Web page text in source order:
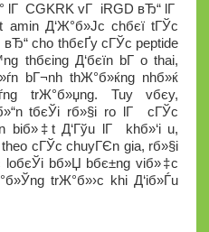
lГ CGKRK vГ iRGD вЂ“ lГ
Д‘Ж°б»Јc chбєї tГЎc
cho thбєҐy cГЎc peptide
thбєіng Д‘бєїn bГ o thai,
bГ¬nh thЖ°б»ќng nhб»ќ
trЖ°б»џng. Tuy vбє­y,
tбєЎi rб»§i ro lГ cГЎc
biб»‡t Д‘Гўu lГ khб»‘i u,
cГЎc chuyГЄn gia, rб»§i
loбєЎi bб»Џ bбє±ng viб»‡c
trЖ°б»›c khi Д‘iб»Ѓu